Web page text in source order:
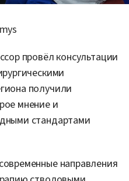
провёл консультации
получили
мнение и
стандартами
направления